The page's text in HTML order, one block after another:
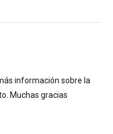
información sobre la
Muchas gracias